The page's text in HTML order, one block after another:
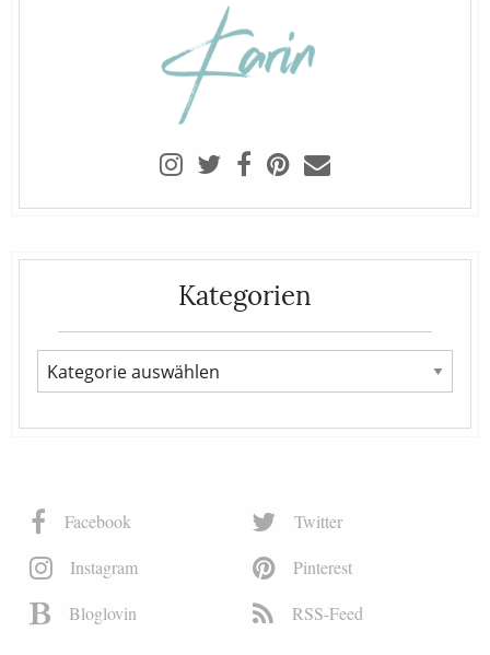
Kategorien
Facebook
Twitter
Instagram
Pinterest
Bloglovin
RSS-Feed